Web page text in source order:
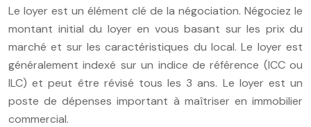
Le loyer est un élément clé de la négociation. Négociez le
montant initial du loyer en vous basant sur les prix du
marché et sur les caractéristiques du local. Le loyer est
généralement indexé sur un indice de référence (ICC ou
ILC) et peut être révisé tous les 3 ans. Le loyer est un
poste de dépenses important à maîtriser en immobilier
commercial.